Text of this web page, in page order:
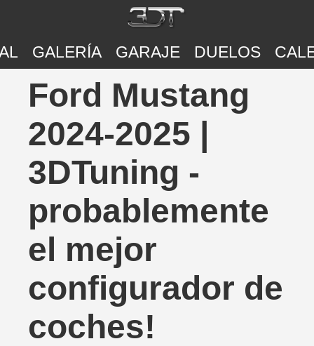
GALERÍA GARAJE DUELOS
Ford Mustang
2024-2025 |
3DTuning -
probablemente
el mejor
configurador de
coches!